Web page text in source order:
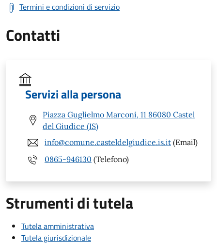
Termini e condizioni di servizio
Contatti
Servizi alla persona
Piazza Guglielmo Marconi, 11 86080 Castel
del Giudice (IS)
info@comune.casteldelgiudice.is.it (Email)
0865-946130 (Telefono)
Strumenti di tutela
Tutela amministrativa
Tutela giurisdizionale